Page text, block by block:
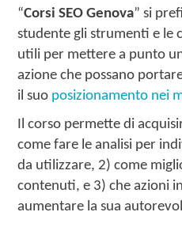
“Corsi SEO Genova” si
studente gli strumenti e le
utili per mettere a punto
azione che possano
il suo posizionamento nei
Il corso permette di
come fare le analisi per
da utilizzare, 2) come
contenuti, e 3) che azioni
aumentare la sua